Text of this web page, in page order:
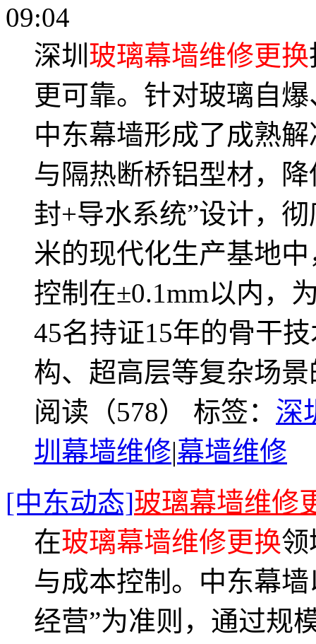
09:04
深圳 玻璃幕墙维修更换
更可靠。针对玻璃自
中东幕墙形成了成熟
与隔热断桥铝型材，
封+导水系统”设计，
米的现代化生产基地
控制在±0.1mm以内，
45名持证15年的骨干
构、超高层等复杂场
阅读（578） 标签： 深
圳幕墙维修|幕墙维修
[中东动态]玻璃幕墙维修
在玻璃幕墙维修更换领
与成本控制。中东幕墙
经营”为准则，通过规